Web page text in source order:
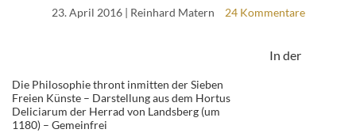
23. April 2016| Reinhard Matern 24 Kommentare
Die Philosophie thront inmitten der Sieben
Freien Künste – Darstellung aus dem Hortus
Deliciarum der Herrad von Landsberg (um
1180) – Gemeinfrei
In der